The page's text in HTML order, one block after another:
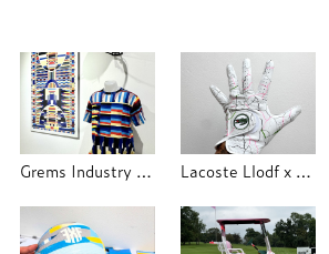
Grems Industry x Trajectoire Studio Lacoste Llodf x Grems Industry x Trajectoire